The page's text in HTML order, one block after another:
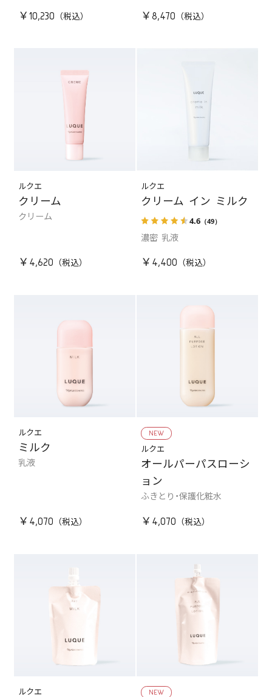
￥10,230 ￥8,470
ルクエ
クリーム
クリーム
￥4,620
ルクエ
クリーム イン ミルク
4.6（49）
濃密 乳液
￥4,400
ルクエ
ミルク
乳液
￥4,070
NEW
ルクエ
オールパーパスローシ
ョン
ふきとり・保護化粧水
￥4,070
ルクエ NEW